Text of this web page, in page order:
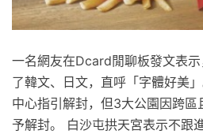
一名網友在Dcard閒聊板發文表
了韓文、日文，直呼「字體好美
中心指引解封，但3大公園因跨區
予解封。 白沙屯拱天宮表示不跟